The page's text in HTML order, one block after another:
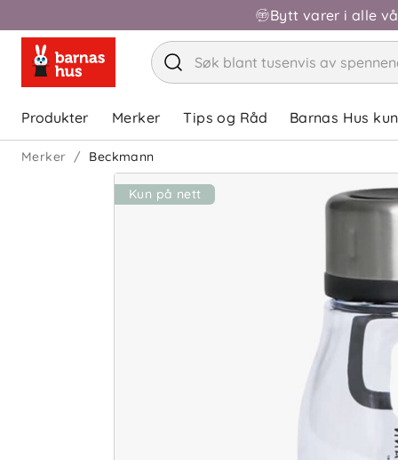
Bytt varer i alle
Produkter Merker Tips og Råd Barnas Hus
Merker Beckmann
30%
Kun på nett